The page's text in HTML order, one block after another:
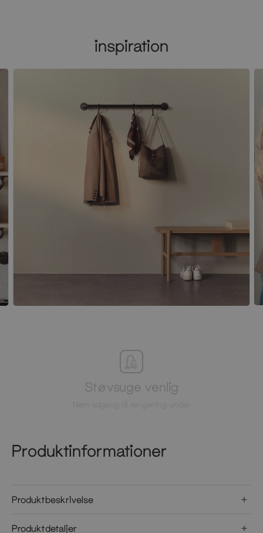
inspiration
Støvsuge venlig
Produktinformationer
Produktbeskrivelse
Produktdetaljer